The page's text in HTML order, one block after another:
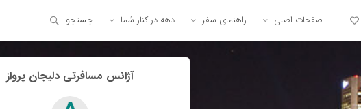
صفحات اصلی راهنمای سفر دهه در کنار شما جستجو
آژانس مسافرتی دليجان پرواز